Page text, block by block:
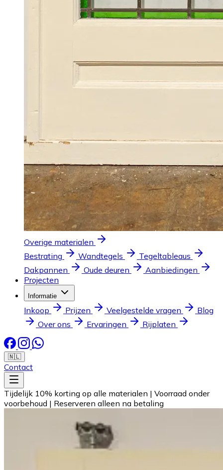
Overige materialen
Bestrating
Wandtegels
Tegeltableaus
Dakpannen
Oude deuren
Aanbiedingen
Projecten
Informatie
Inkoop Prijzen Veelgestelde vragen
Blog
Over ons
Ervaringen Rijplaten
🇳🇱
Contact
Tijdelijk 10% korting op alle materialen | Voorraad onder
voorbehoud | Reserveren alleen na betaling